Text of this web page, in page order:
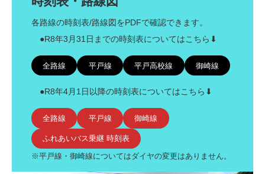
各路線の時刻表/路線図をPDFで確認できます。
●R8年3月31日までの時刻表についてはこちら⬇︎
全路線 平戸線 平戸高校線 御崎線
●R8年4月1日以降の時刻表についてはこちら⬇︎
全路線 平戸線 御崎線
ふれあいバス乗継 時刻表
※平戸線・御崎線についてはダイヤの変更はありません。